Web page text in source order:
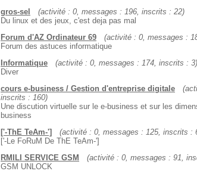
gros-sel
(activité : 0, messages : 196, inscrits : 22)
Du linux et des jeux, c'est deja pas mal
Forum d'AZ Ordinateur 69
(activité : 0, messages :
Forum des astuces informatique
Informatique
(activité : 0, messages : 174, inscrits : 3)
Diver
cours e-business / Gestion d'entreprise digitale
inscrits : 160)
Une discution virtuelle sur le e-business et sur les
business
['-ThE TeAm-']
(activité : 0, messages : 125, inscrits :
['-Le FoRuM De ThE TeAm-']
RMILI SERVICE GSM
(activité : 0, messages : 91,
GSM UNLOCK